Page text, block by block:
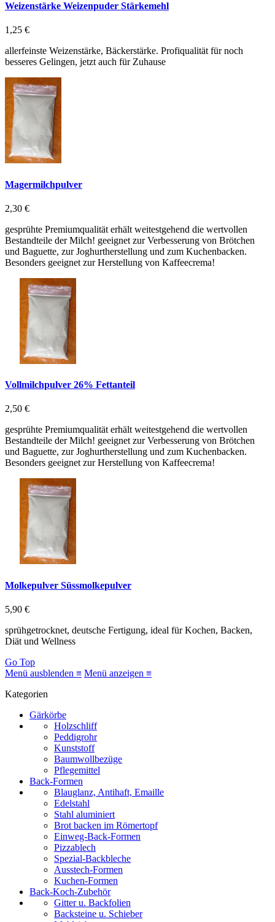
Weizenstärke Weizenpuder Stärkemehl
1,25 €
allerfeinste Weizenstärke, Bäckerstärke. Profiqualität für noch
besseres Gelingen, jetzt auch für Zuhause
Magermilchpulver
2,30 €
gesprühte Premiumqualität erhält weitestgehend die wertvollen
Bestandteile der Milch! geeignet zur Verbesserung von Brötchen
und Baguette, zur Joghurtherstellung und zum Kuchenbacken.
Besonders geeignet zur Herstellung von Kaffeecrema!
Vollmilchpulver 26% Fettanteil
2,50 €
gesprühte Premiumqualität erhält weitestgehend die wertvollen
Bestandteile der Milch! geeignet zur Verbesserung von Brötchen
und Baguette, zur Joghurtherstellung und zum Kuchenbacken.
Besonders geeignet zur Herstellung von Kaffeecrema!
Molkepulver Süssmolkepulver
5,90 €
sprühgetrocknet, deutsche Fertigung, ideal für Kochen, Backen,
Diät und Wellness
Go Top
Menü ausblenden ≡ Menü anzeigen ≡
Kategorien
Gärkörbe
Holzschliff
Peddigrohr
Kunststoff
Baumwollbezüge
Pflegemittel
Back-Formen
Blauglanz, Antihaft, Emaille
Edelstahl
Stahl aluminiert
Brot backen im Römertopf
Einweg-Back-Formen
Pizzablech
Spezial-Backbleche
Ausstech-Formen
Kuchen-Formen
Back-Koch-Zubehör
Gitter u. Backfolien
Backsteine u. Schieber